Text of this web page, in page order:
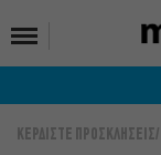
ΚΕΡΔΙΣΤΕ ΠΡΟΣΚΛΗΣΕΙΣ